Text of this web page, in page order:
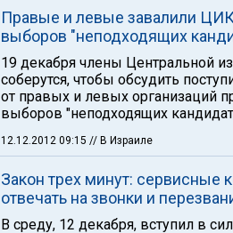
Правые и левые завалили
выборов "неподходящих
19 декабря члены Центральной
соберутся, чтобы обсудить
от правых и левых организаций
выборов "неподходящих
12.12.2012 09:15 // В Израиле
Закон трех минут: сервисные
отвечать на звонки и
В среду, 12 декабря, вступил в